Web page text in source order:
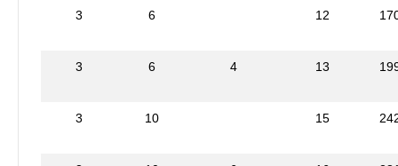
3 6 12
3 6 4 13
3 10 15